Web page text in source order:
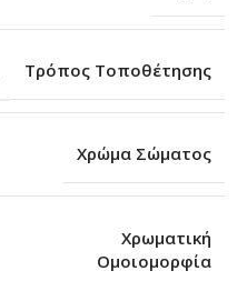
Τρόπος Τοποθέτησης
Χρώμα Σώματος
Χρωματική
Ομοιομορφία